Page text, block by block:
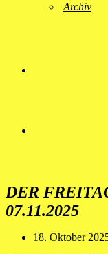
Archiv
DER
07.11.2025
18. Oktober